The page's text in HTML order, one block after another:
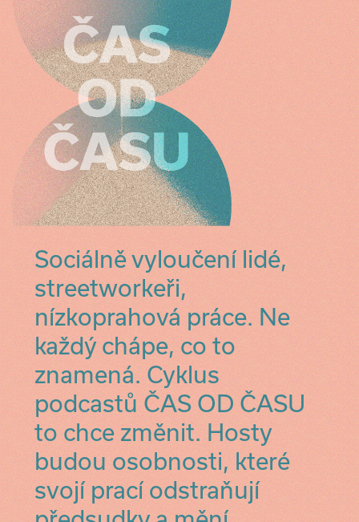
Sociálně vyloučení lidé,
streetworkeři,
nízkoprahová práce. Ne
každý chápe, co to
znamená. Cyklus
podcastů ČAS OD ČASU
to chce změnit. Hosty
budou osobnosti, které
svojí prací odstraňují